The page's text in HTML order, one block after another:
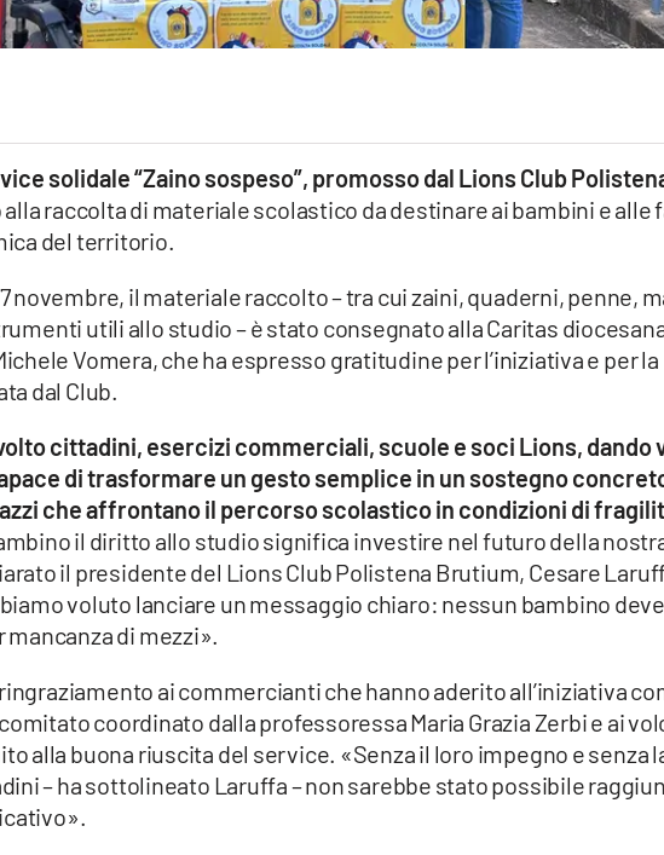
solidale “Zaino sospeso”, promosso dal Lions Club
raccolta di materiale scolastico da destinare ai bambini e alle
del territorio.
novembre, il materiale raccolto – tra cui zaini, quaderni, penne,
utili allo studio – è stato consegnato alla Caritas
Vomera, che ha espresso gratitudine per l’iniziativa e per la
dal Club.
cittadini, esercizi commerciali, scuole e soci Lions, dando
di trasformare un gesto semplice in un sostegno
che affrontano il percorso scolastico in condizioni di
il diritto allo studio significa investire nel futuro della
il presidente del Lions Club Polistena Brutium, Cesare
voluto lanciare un messaggio chiaro: nessun bambino deve
di mezzi».
ai commercianti che hanno aderito all’iniziativa
coordinato dalla professoressa Maria Grazia Zerbi e ai
alla buona riuscita del service. «Senza il loro impegno e senza
– ha sottolineato Laruffa – non sarebbe stato possibile